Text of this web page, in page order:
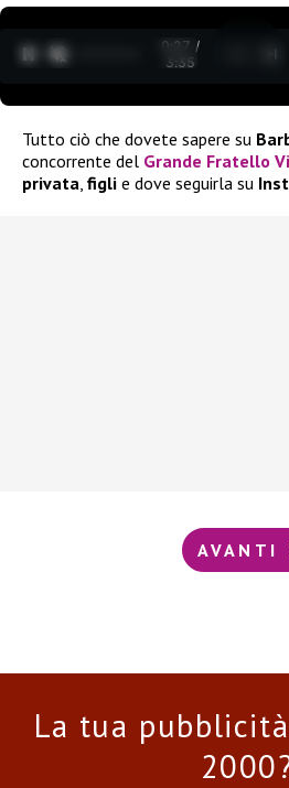
0:27 /
3:35
Tutto ciò che dovete sapere su
concorrente del Grande Fratello
privata figli e dove seguirla su
AVANTI
La tua